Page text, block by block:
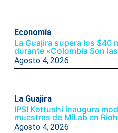
Economía
La Guajira supera los $40
durante «Colombia Son
Agosto 4, 2026
La Guajira
IPSI Kottushi inaugura
muestras de MiLab en
Agosto 4, 2026